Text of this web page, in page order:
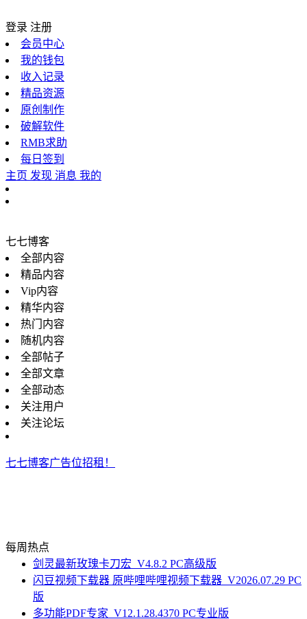
登录 注册
会员中心
我的钱包
收入记录
精品资源
原创制作
破解软件
RMB求助
每日签到
主页 发现 消息 我的
七七博客
全部内容
精品内容
Vip内容
精华内容
热门内容
随机内容
全部帖子
全部文章
全部动态
关注用户
关注论坛
七七博客广告位招租！
每周热点
剑灵最新玫瑰卡刀宏_V4.8.2 PC高级版
闪豆视频下载器 原哔哩哔哩视频下载器_V2026.07.29 PC
版
多功能PDF专家_V12.1.28.4370 PC专业版